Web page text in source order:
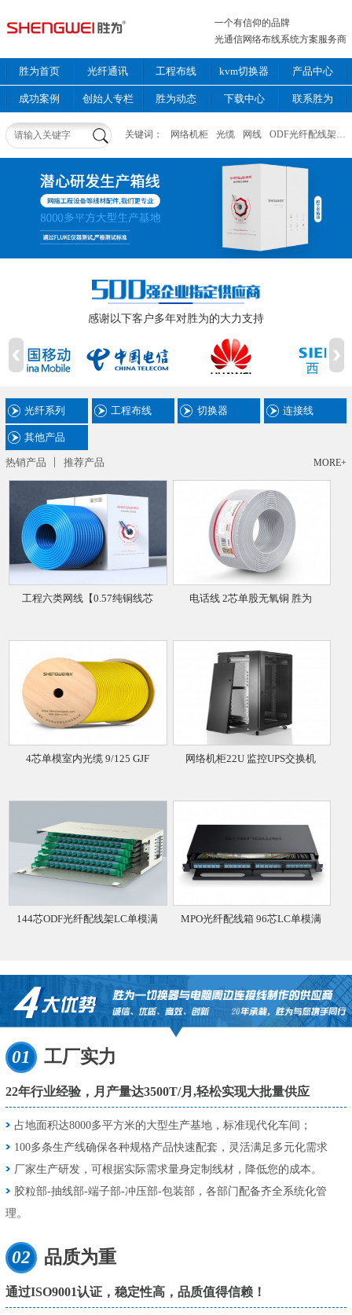
一个有信仰的品牌
光通信网络布线系统方案服务商
胜为首页 光纤通讯 工程布线 kvm切换器 产品中心
成功案例 创始人专栏 胜为动态 下载中心 联系胜为
关键词： 网络机柜 光缆 网线 ODF光纤配线架
感谢以下客户多年对胜为的大力支持
光纤系列 工程布线 切换器 连接线
其他产品
热销产品 推荐产品 MORE+
工程六类网线【0.57纯铜线芯 电话线 2芯单股无氧铜 胜为
4芯单模室内光缆 9/125 GJF 网络机柜22U 监控UPS交换机
144芯ODF光纤配线架LC单模满 MPO光纤配线箱 96芯LC单模满
01 工厂实力
22年行业经验，月产量达3500T/月,轻松实现大批量供应
占地面积达8000多平方米的大型生产基地，标准现代化车间；
100多条生产线确保各种规格产品快速配套，灵活满足多元化需求
厂家生产研发，可根据实际需求量身定制线材，降低您的成本。
胶粒部-抽线部-端子部-冲压部-包装部，各部门配备齐全系统化管
理。
02 品质为重
通过ISO9001认证，稳定性高，品质值得信赖！